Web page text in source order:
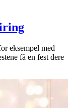
eksempel med
få en fest dere